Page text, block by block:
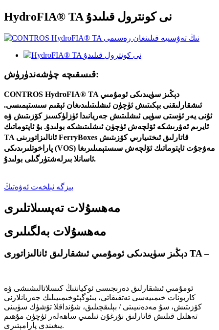
HydroFIA® TA نى كونترول قىلىدۇ
قىسقىچە چۈشەندۈرۈش:
CONTROS HydroFIA® TA دېڭىز سۈيىدىكى ئومۇمىي
ئىشقارلىقنى بېكىتىش ئۈچۈن ئىشلىتىلىدىغان ئېقىم سىستېمىسى.
ئۇنى يەر ئۈستى سۈيى ئىشلىتىش جەريانىدا ئۈزلۈكسىز كۆزىتىش ۋە
ئايرىم ئەۋرىشكە ئۆلچەش ئۈچۈن ئىشلىتىشكە بولىدۇ. بۇ ئاپتوماتىك
TA ئانالىزاتورىنى FerryBoxes قاتارلىق ئىختىيارىي كۆزىتىش
پاراخوتلىرىدىكى (VOS) مەۋجۇت ئاپتوماتىك ئۆلچەش سىستېمىلىرىغا
ئاسانلا بىرلەشتۈرگىلى بولىدۇ.
بىزگە ئېلخەت ئەۋەتىڭ
مەھسۇلات تەپسىلاتلىرى
مەھسۇلات بەلگىلىرى
دېڭىز سۈيىدىكى ئومۇمىي ئىشقارلىق ئانالىزاتورى TA –
ئومۇمىي ئىشقارلىق دەرىجىسى ئوكياننىڭ كىسلاتالىشىشى ۋە
كاربونات خىمىيەسى تەتقىقاتى، بىئوگېئوخىمىيىلىك جەريانلارنى
كۆزىتىش، سۇ مەدەنىيىتى / بېلىقچىلىق، شۇنداقلا تۆشۈك سۈيىنى
تەھلىل قىلىش قاتارلىق نۇرغۇن ئىلمىي ساھەلەر ئۈچۈن مۇھىم
يىغىندى پارامېتىرى.